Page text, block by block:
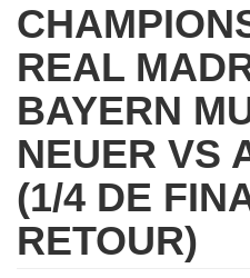
REAL
BAYERN
NEUER VS
(1/4 DE
RETOUR)